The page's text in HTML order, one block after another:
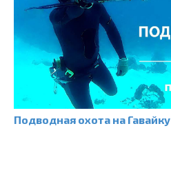
Подводная охота на Гавайку